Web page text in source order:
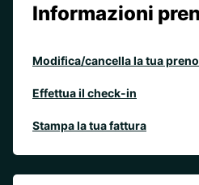
Informazioni
Modifica/cancella la tua
Effettua il check-in
Stampa la tua fattura